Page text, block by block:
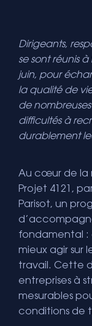
Dirigeants,
se sont réunis à
juin, pour
la qualité de
de
difficultés à
durablement
Au cœur de la
Projet 4121,
Parisot, un
fondamental :
mieux agir sur
travail. Cette
entreprises à
mesurables
conditions de